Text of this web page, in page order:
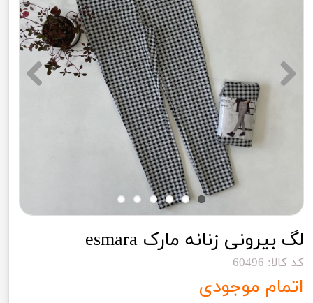
لگ بیرونی زنانه مارک esmara
کد کالا: 60496
اتمام موجودی